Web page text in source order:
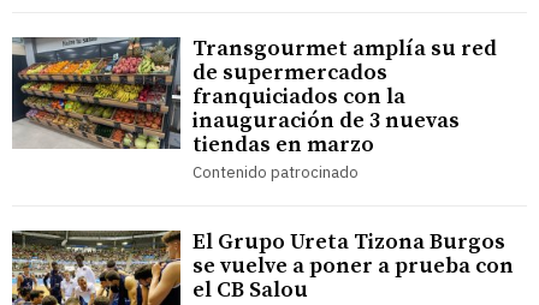
Transgourmet amplía su red
de supermercados
franquiciados con la
inauguración de 3 nuevas
tiendas en marzo
Contenido patrocinado
El Grupo Ureta Tizona Burgos
se vuelve a poner a prueba con
el CB Salou